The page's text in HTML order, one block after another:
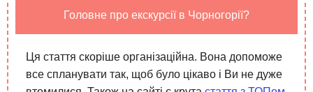
Головне про екскурсії в Чорногорії?
Ця стаття скоріше організаційна. Вона допоможе
все спланувати так, щоб було цікаво і Ви не дуже